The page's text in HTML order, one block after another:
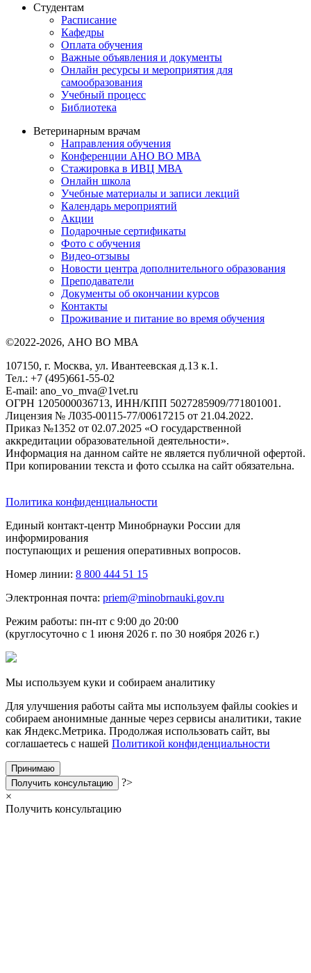
Студентам
Расписание
Кафедры
Оплата обучения
Важные объявления и документы
Онлайн ресурсы и мероприятия для
самообразования
Учебный процесс
Библиотека
Ветеринарным врачам
Направления обучения
Конференции АНО ВО МВА
Стажировка в ИВЦ МВА
Онлайн школа
Учебные материалы и записи лекций
Календарь мероприятий
Акции
Подарочные сертификаты
Фото с обучения
Видео-отзывы
Новости центра дополнительного образования
Преподаватели
Документы об окончании курсов
Контакты
Проживание и питание во время обучения
©2022-2026, АНО ВО МВА
107150, г. Москва, ул. Ивантеевская д.13 к.1.
Тел.: +7 (495)661-55-02
E-mail: ano_vo_mva@1vet.ru
ОГРН 1205000036713, ИНН/КПП 5027285909/771801001.
Лицензия № Л035-00115-77/00617215 от 21.04.2022.
Приказ №1352 от 02.07.2025 «О государственной
аккредитации образовательной деятельности».
Информация на данном сайте не является публичной офертой.
При копировании текста и фото ссылка на сайт обязательна.
Политика конфиденциальности
Единый контакт-центр Минобрнауки России для
информирования
поступающих и решения оперативных вопросов.
Номер линии: 8 800 444 51 15
Электронная почта: priem@minobrnauki.gov.ru
Режим работы: пн-пт с 9:00 до 20:00
(круглосуточно с 1 июня 2026 г. по 30 ноября 2026 г.)
Мы используем куки и собираем аналитику
Для улучшения работы сайта мы используем файлы cookies и
собираем анонимные данные через сервисы аналитики, такие
как Яндекс.Метрика. Продолжая использовать сайт, вы
соглашаетесь с нашей Политикой конфиденциальности
Принимаю
Получить консультацию
?>
×
Получить консультацию